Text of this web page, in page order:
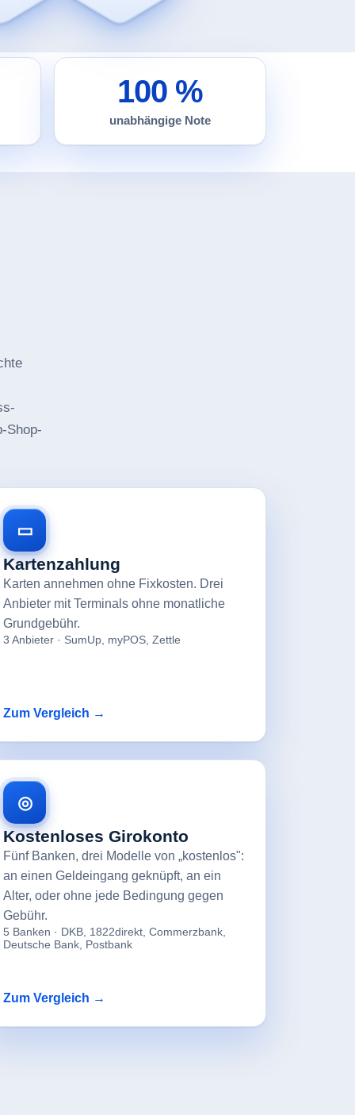
100 %
unabhängige Note
Shop-
▭
Kartenzahlung
Karten annehmen ohne Fixkosten. Drei
Anbieter mit Terminals ohne monatliche
Grundgebühr.
3 Anbieter · SumUp, myPOS, Zettle
Zum Vergleich →
◎
Kostenloses Girokonto
Fünf Banken, drei Modelle von „kostenlos":
an einen Geldeingang geknüpft, an ein
Alter, oder ohne jede Bedingung gegen
Gebühr.
5 Banken · DKB, 1822direkt, Commerzbank,
Deutsche Bank, Postbank
Zum Vergleich →